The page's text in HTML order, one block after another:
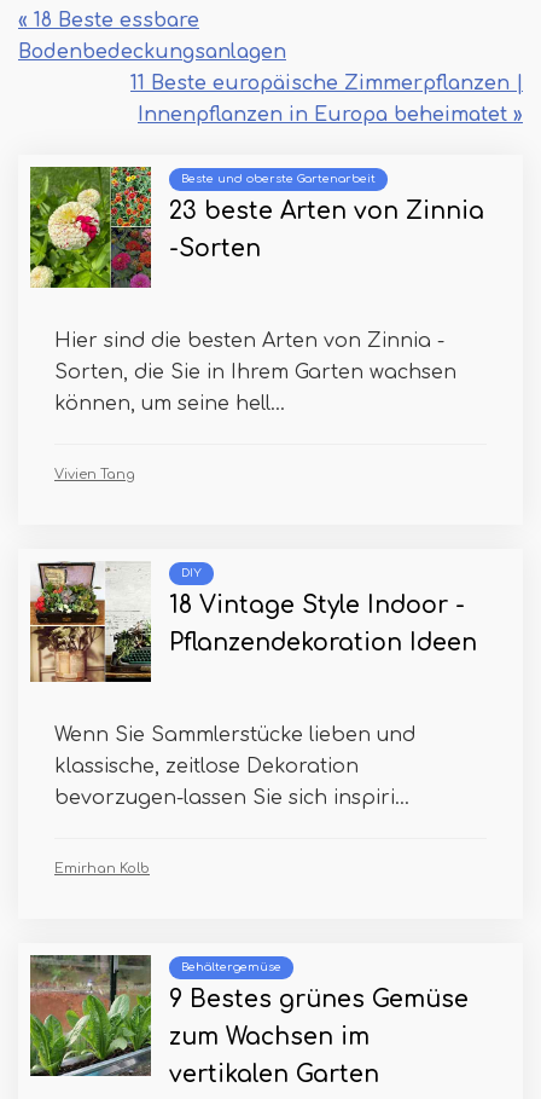
« 18 Beste essbare
Bodenbedeckungsanlagen
11 Beste europäische Zimmerpflanzen |
Innenpflanzen in Europa beheimatet »
Beste und oberste Gartenarbeit
23 beste Arten von Zinnia
-Sorten
Hier sind die besten Arten von Zinnia -
Sorten, die Sie in Ihrem Garten wachsen
können, um seine hell...
Vivien Tang
DIY
18 Vintage Style Indoor -
Pflanzendekoration Ideen
Wenn Sie Sammlerstücke lieben und
klassische, zeitlose Dekoration
bevorzugen-lassen Sie sich inspiri...
Emirhan Kolb
Behältergemüse
9 Bestes grünes Gemüse
zum Wachsen im
vertikalen Garten